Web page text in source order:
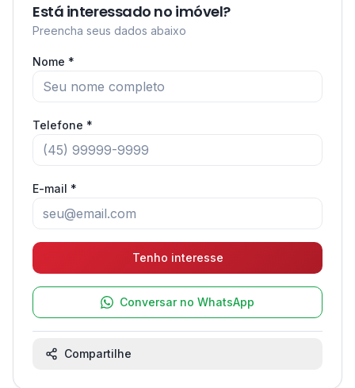
Está interessado no imóvel?
Preencha seus dados abaixo
Nome *
Telefone *
E-mail *
Tenho interesse
Conversar no WhatsApp
Compartilhe